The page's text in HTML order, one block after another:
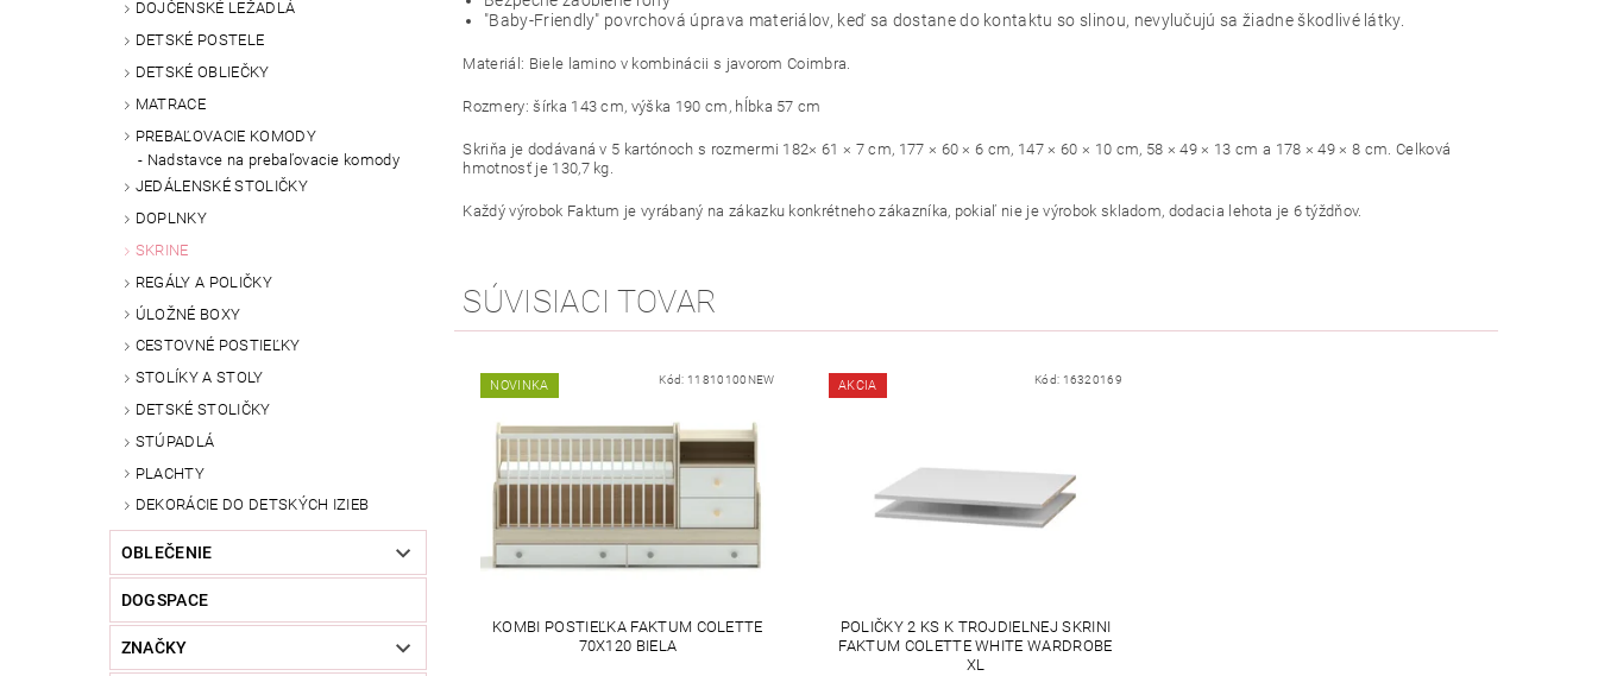
DOJČENSKÉ LEŽADLÁ
DETSKÉ POSTELE
DETSKÉ OBLIEČKY
MATRACE
PREBAĽOVACIE KOMODY
Nadstavce na prebaľovacie komody
JEDÁLENSKÉ STOLIČKY
DOPLNKY
SKRINE
REGÁLY A POLIČKY
ÚLOŽNÉ BOXY
CESTOVNÉ POSTIEĽKY
STOLÍKY A STOLY
DETSKÉ STOLIČKY
STÚPADLÁ
PLACHTY
DEKORÁCIE DO DETSKÝCH IZIEB
OBLEČENIE
DOGSPACE
ZNAČKY
"Baby-Friendly" povrchová úprava materiálov, keď sa dostane do kontaktu so slinou, nevylučujú sa žiadne škodlivé látky.
Materiál: Biele lamino v kombinácii s javorom Coimbra.
Rozmery: šírka 143 cm, výška 190 cm, hĺbka 57 cm
Skriňa je dodávaná v 5 kartónoch s rozmermi 182× 61 × 7 cm, 177 × 60 × 6 cm, 147 × 60 × 10 cm, 58 × 49 × 13 cm a 178 × 49 × 8 cm. Celková
hmotnosť je 130,7 kg.
Každý výrobok Faktum je vyrábaný na zákazku konkrétneho zákazníka, pokiaľ nie je výrobok skladom, dodacia lehota je 6 týždňov.
SÚVISIACI TOVAR
NOVINKA Kód: 11810100NEW
KOMBI POSTIEĽKA FAKTUM COLETTE
70X120 BIELA
AKCIA Kód: 16320169
POLIČKY 2 KS K TROJDIELNEJ SKRINI
FAKTUM COLETTE WHITE WARDROBE
XL